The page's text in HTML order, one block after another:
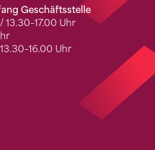
Geschäftsstelle
13.30–17.00 Uhr
Uhr